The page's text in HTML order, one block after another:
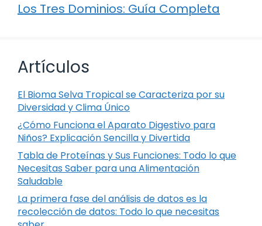
Los Tres Dominios: Guía Completa
Artículos
El Bioma Selva Tropical se Caracteriza por su
Diversidad y Clima Único
¿Cómo Funciona el Aparato Digestivo para
Niños? Explicación Sencilla y Divertida
Tabla de Proteínas y Sus Funciones: Todo lo que
Necesitas Saber para una Alimentación
Saludable
La primera fase del análisis de datos es la
recolección de datos: Todo lo que necesitas